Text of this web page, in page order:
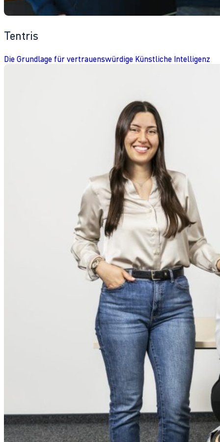
Tentris
Die Grundlage für vertrauenswürdige Künstliche Intelligenz